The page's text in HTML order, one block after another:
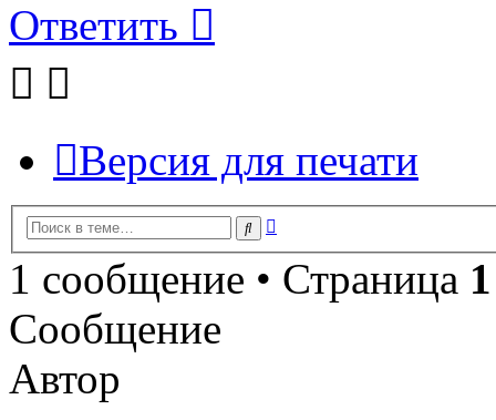
Ответить
Версия для печати
Поиск
1 сообщение • Страница 1
Сообщение
Автор